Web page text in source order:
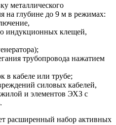
металлического
на глубине до 9 м в режимах:
индукционных клещей,
трубопровода нажатием
в кабеле или трубе;
силовых кабелей,
и элементов ЭХЗ с
расширенный набор активных